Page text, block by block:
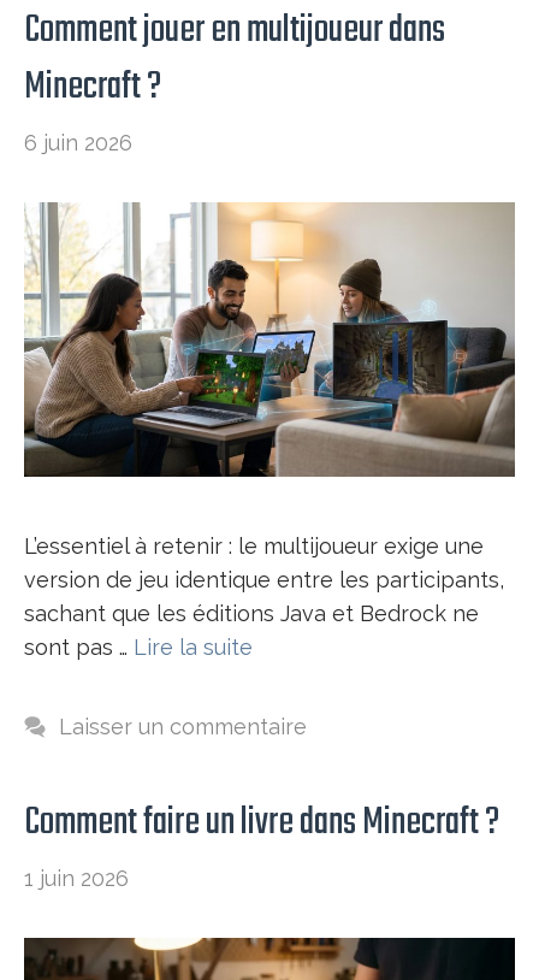
Comment jouer en multijoueur dans
Minecraft​ ?
6 juin 2026
L’essentiel à retenir : le multijoueur exige une
version de jeu identique entre les participants,
sachant que les éditions Java et Bedrock ne
sont pas … Lire la suite
Laisser un commentaire
Comment faire un livre dans Minecraft​ ?
1 juin 2026